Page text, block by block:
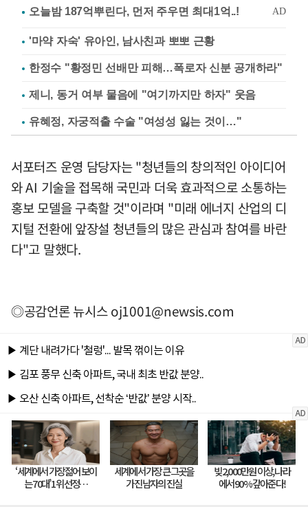
'마약 자숙' 유아인, 남사친과 뽀뽀 근황
한정수 "황정민 선배만 피해…폭로자 신분 공개하라"
제니, 동거 여부 물음에 "여기까지만 하자" 웃음
유혜정, 자궁적출 수술 "여성성 잃는 것이…"
서포터즈 운영 담당자는 "청년들의 창의적인 아이디어
와 AI 기술을 접목해 국민과 더욱 효과적으로 소통하는
홍보 모델을 구축할 것"이라며 "미래 에너지 산업의 디
지털 전환에 앞장설 청년들의 많은 관심과 참여를 바란
다"고 말했다.
◎공감언론 뉴시스oj1001@newsis.com